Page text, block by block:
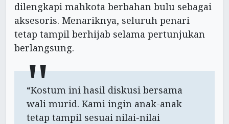
dilengkapi mahkota berbahan bulu sebagai
aksesoris. Menariknya, seluruh penari
tetap tampil berhijab selama pertunjukan
berlangsung.
“Kostum ini hasil diskusi bersama
wali murid. Kami ingin anak-anak
tetap tampil sesuai nilai-nilai